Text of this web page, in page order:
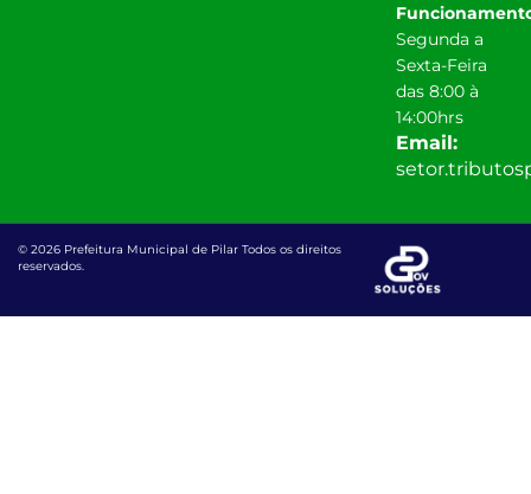
Segunda a
Sexta-Feira
das 8:00 à
14:00hrs
Email:
© 2026 Prefeitura Municipal de Pilar Todos os direitos
reservados.